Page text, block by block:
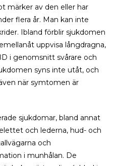
märker av den eller har
flera år. Man kan inte
Ibland förblir sjukdomen
uppvisa långdragna,
i genomsnitt svårare och
syns inte utåt, och
när symtomen är
sjukdomar, bland annat
och lederna, hud- och
och
i munhålan. De